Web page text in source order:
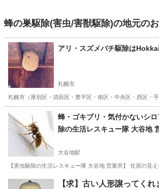
蜂の巣駆除(害虫/害獣駆除)の地元の
アリ・スズメバチ駆除はHokkai
札幌市
札幌市（厚別区・清田区・豊平区・南区・中央区・西区・
札幌市 蜂の巣駆除 スズメバチ
蜂・ゴキブリ・気付かないシ
除の生活レスキュー
大谷地駅
【害虫駆除の生活レスキュー隊 大谷地 営業所】 住居の見
北海道 大谷地駅 蜂の巣駆除 害虫
【求】古い人形譲ってくれ